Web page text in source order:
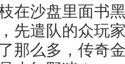
在沙盘里面书
先遣队的众玩
那么多，传奇